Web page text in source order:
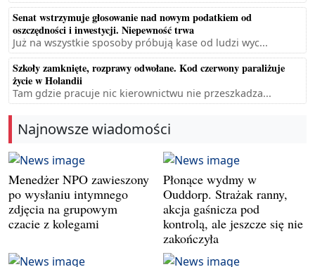
Senat wstrzymuje głosowanie nad nowym podatkiem od
oszczędności i inwestycji. Niepewność trwa
Już na wszystkie sposoby próbują kase od ludzi wyc...
Szkoły zamknięte, rozprawy odwołane. Kod czerwony paraliżuje
życie w Holandii
Tam gdzie pracuje nic kierownictwu nie przeszkadza...
Najnowsze wiadomości
Menedżer NPO zawieszony
po wysłaniu intymnego
zdjęcia na grupowym
czacie z kolegami
Płonące wydmy w
Ouddorp. Strażak ranny,
akcja gaśnicza pod
kontrolą, ale jeszcze się nie
zakończyła